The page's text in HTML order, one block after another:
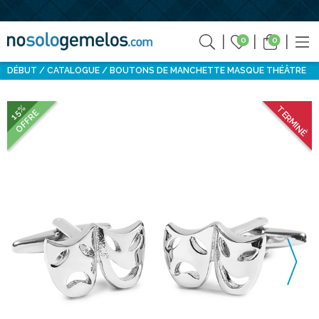
0 0
DÉBUT CATALOGUE BOUTONS DE MANCHETTE MASQUE THÉÂTRE
TERMINÉ
15%
OFFRE